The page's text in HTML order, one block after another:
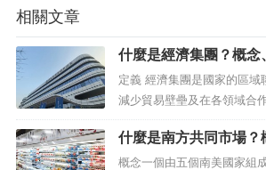
相關文章
什麼是經濟集團？概念
源、範例
定義 經濟集團是國家的區域
減少貿易壁壘及在各領域合
繫。 這些集團是超越單純雙
圍從特定地理區域到擁有共
團，經濟集團的主要目的之
什麼是南方共同市場？
起源、特色、主要協議
概念一個由五個南美國家組